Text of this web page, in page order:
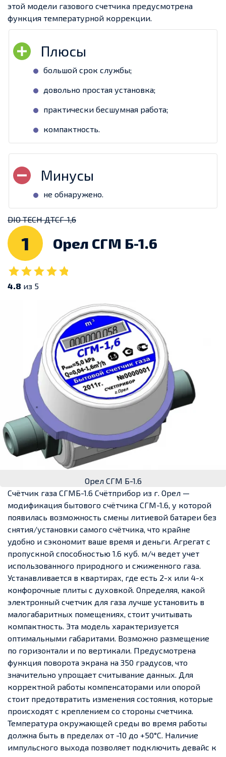
этой модели газового счетчика предусмотрена
функция температурной коррекции.
большой срок службы;
довольно простая установка;
практически бесшумная работа;
компактность.
не обнаружено.
DIO TECH ДТСГ-1,6
1 Орел СГМ Б-1.6
4.8 из 5
Орел СГМ Б-1.6
Счётчик газа СГМБ-1.6 Счётприбор из г. Орел —
модификация бытового счётчика СГМ-1.6, у которой
появилась возможность смены литиевой батареи без
снятия/установки самого счётчика, что крайне
удобно и сэкономит ваше время и деньги. Агрегат с
пропускной способностью 1.6 куб. м/ч ведет учет
использованного природного и сжиженного газа.
Устанавливается в квартирах, где есть 2-х или 4-х
конфорочные плиты с духовкой. Определяя, какой
электронный счетчик для газа лучше установить в
малогабаритных помещениях, стоит учитывать
компактность. Эта модель характеризуется
оптимальными габаритами. Возможно размещение
по горизонтали и по вертикали. Предусмотрена
функция поворота экрана на 350 градусов, что
значительно упрощает считывание данных. Для
корректной работы компенсаторами или опорой
стоит предотвратить изменения состояния, которые
происходят с креплением со стороны счетчика.
Температура окружающей среды во время работы
должна быть в пределах от -10 до +50°C. Наличие
импульсного выхода позволяет подключить девайс к